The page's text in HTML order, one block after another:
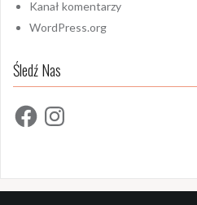
Kanał komentarzy
WordPress.org
Śledź Nas
FacebookInstagram